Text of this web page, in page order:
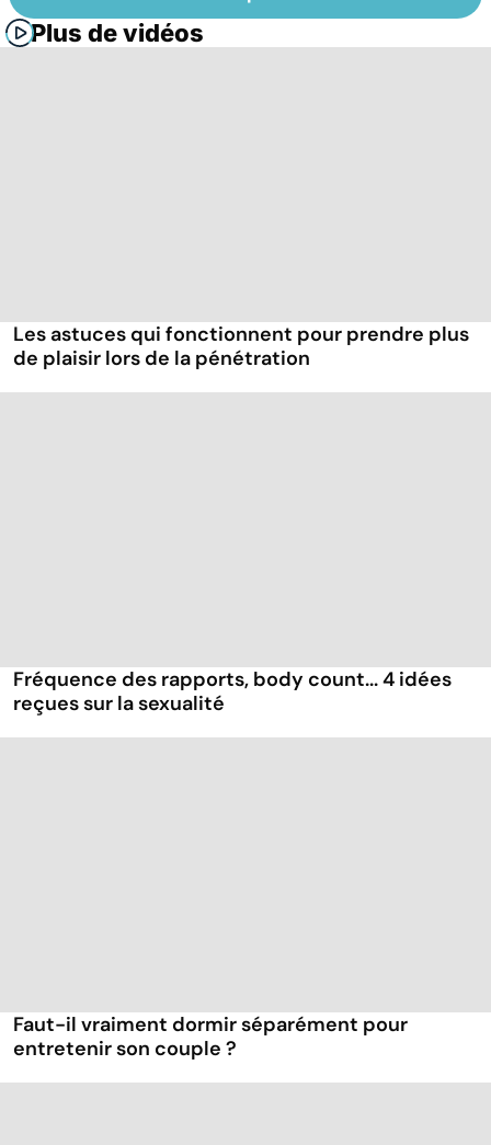
Plus de vidéos
Les astuces qui fonctionnent pour prendre plus
de plaisir lors de la pénétration
Fréquence des rapports, body count... 4 idées
reçues sur la sexualité
Faut-il vraiment dormir séparément pour
entretenir son couple ?